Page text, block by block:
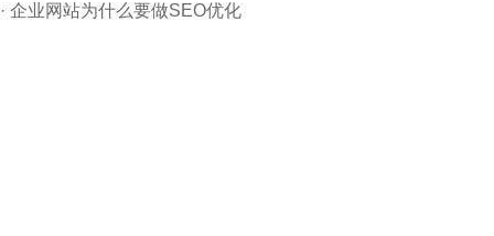
· 企业网站为什么要做SEO优化